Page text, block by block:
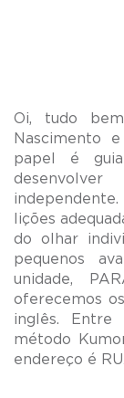
Oi, tudo
Nascimento
papel é
lições
do olhar
pequenos
unidade,
oferecemos
inglês.
método